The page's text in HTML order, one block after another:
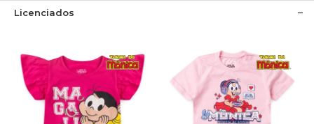
Licenciados